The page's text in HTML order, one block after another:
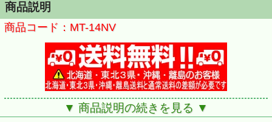
商品説明
商品コード：MT-14NV
▼ 商品説明の続きを見る ▼